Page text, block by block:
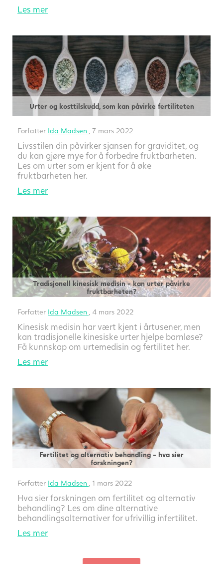
Les mer
Urter og kosttilskudd, som kan påvirke fertiliteten
Forfatter Ida Madsen , 7 mars 2022
Livsstilen din påvirker sjansen for graviditet, og
du kan gjøre mye for å forbedre fruktbarheten.
Les om urter som er kjent for å øke
fruktbarheten her.
Les mer
Tradisjonell kinesisk medisin - kan urter påvirke
fruktbarheten?
Forfatter Ida Madsen , 4 mars 2022
Kinesisk medisin har vært kjent i årtusener, men
kan tradisjonelle kinesiske urter hjelpe barnløse?
Få kunnskap om urtemedisin og fertilitet her.
Les mer
Fertilitet og alternativ behandling - hva sier
forskningen?
Forfatter Ida Madsen , 1 mars 2022
Hva sier forskningen om fertilitet og alternativ
behandling? Les om dine alternative
behandlingsalternativer for ufrivillig infertilitet.
Les mer